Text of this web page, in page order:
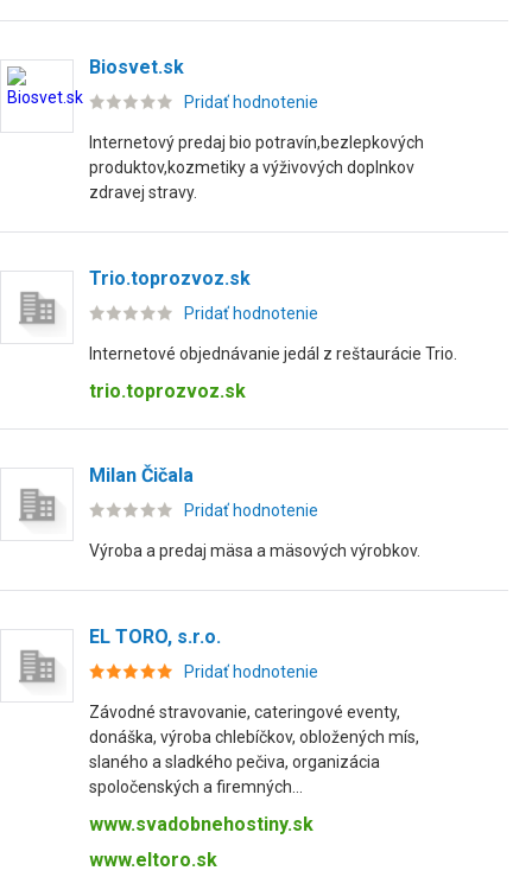
Biosvet.sk
Pridať hodnotenie
Internetový predaj bio potravín,bezlepkových
produktov,kozmetiky a výživových doplnkov
zdravej stravy.
Trio.toprozvoz.sk
Pridať hodnotenie
Internetové objednávanie jedál z reštaurácie Trio.
trio.toprozvoz.sk
Milan Čičala
Pridať hodnotenie
Výroba a predaj mäsa a mäsových výrobkov.
EL TORO, s.r.o.
Pridať hodnotenie
Závodné stravovanie, cateringové eventy,
donáška, výroba chlebíčkov, oblo­žených mís,
slaného a sladkého pečiva, organizácia
spoločenských a firemných...
www.svadobnehostiny.sk
www.eltoro.sk